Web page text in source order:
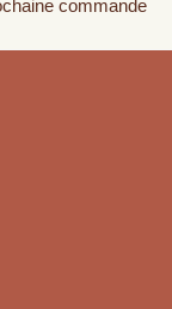
commande